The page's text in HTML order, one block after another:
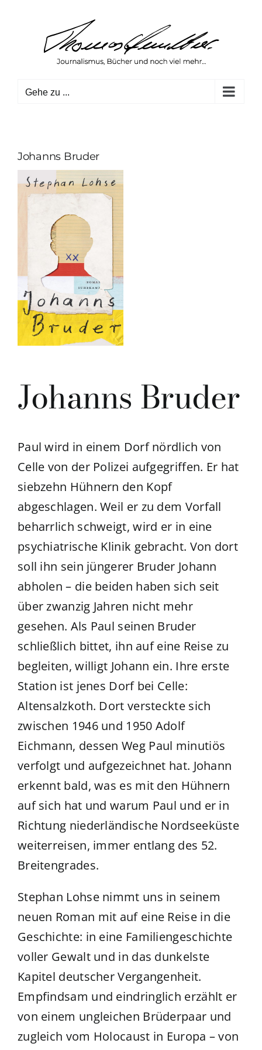
springen
Gehe zu ...
Johanns Bruder
Johanns Bruder
Paul wird in einem Dorf nördlich von
Celle von der Polizei aufgegriffen. Er hat
siebzehn Hühnern den Kopf
abgeschlagen. Weil er zu dem Vorfall
beharrlich schweigt, wird er in eine
psychiatrische Klinik gebracht. Von dort
soll ihn sein jüngerer Bruder Johann
abholen – die beiden haben sich seit
über zwanzig Jahren nicht mehr
gesehen. Als Paul seinen Bruder
schließlich bittet, ihn auf eine Reise zu
begleiten, willigt Johann ein. Ihre erste
Station ist jenes Dorf bei Celle:
Altensalzkoth. Dort versteckte sich
zwischen 1946 und 1950 Adolf
Eichmann, dessen Weg Paul minutiös
verfolgt und aufgezeichnet hat. Johann
erkennt bald, was es mit den Hühnern
auf sich hat und warum Paul und er in
Richtung niederländische Nordseeküste
weiterreisen, immer entlang des 52.
Breitengrades.
Stephan Lohse nimmt uns in seinem
neuen Roman mit auf eine Reise in die
Geschichte: in eine Familiengeschichte
voller Gewalt und in das dunkelste
Kapitel deutscher Vergangenheit.
Empfindsam und eindringlich erzählt er
von einem ungleichen Brüderpaar und
zugleich vom Holocaust in Europa – von